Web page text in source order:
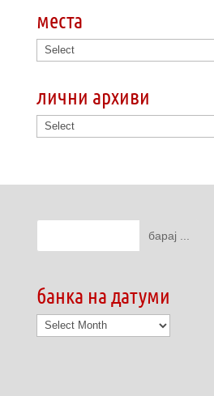
места
лични архиви
банка на датуми
банка
на